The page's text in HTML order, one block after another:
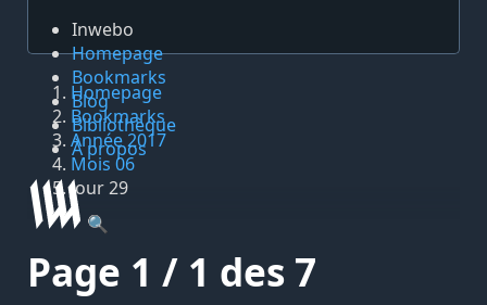
Inwebo
Homepage
Bookmarks
Blog
Bibliothèque
À propos
🔍
Homepage
Bookmarks
Année 2017
Mois 06
Jour 29
Page 1 / 1 des 7